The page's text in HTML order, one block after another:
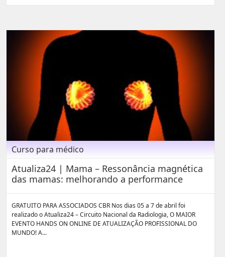
Curso para médico
Atualiza24 | Mama – Ressonância magnética
das mamas: melhorando a performance
GRATUITO PARA ASSOCIADOS CBR Nos dias 05 a 7 de abril foi
realizado o Atualiza24 – Circuito Nacional da Radiologia, O MAIOR
EVENTO HANDS ON ONLINE DE ATUALIZAÇÃO PROFISSIONAL DO
MUNDO! A...